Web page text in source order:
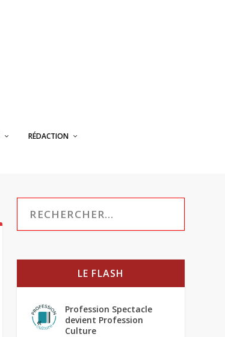
RÉDACTION
LE FLASH
Profession Spectacle
devient Profession
Culture